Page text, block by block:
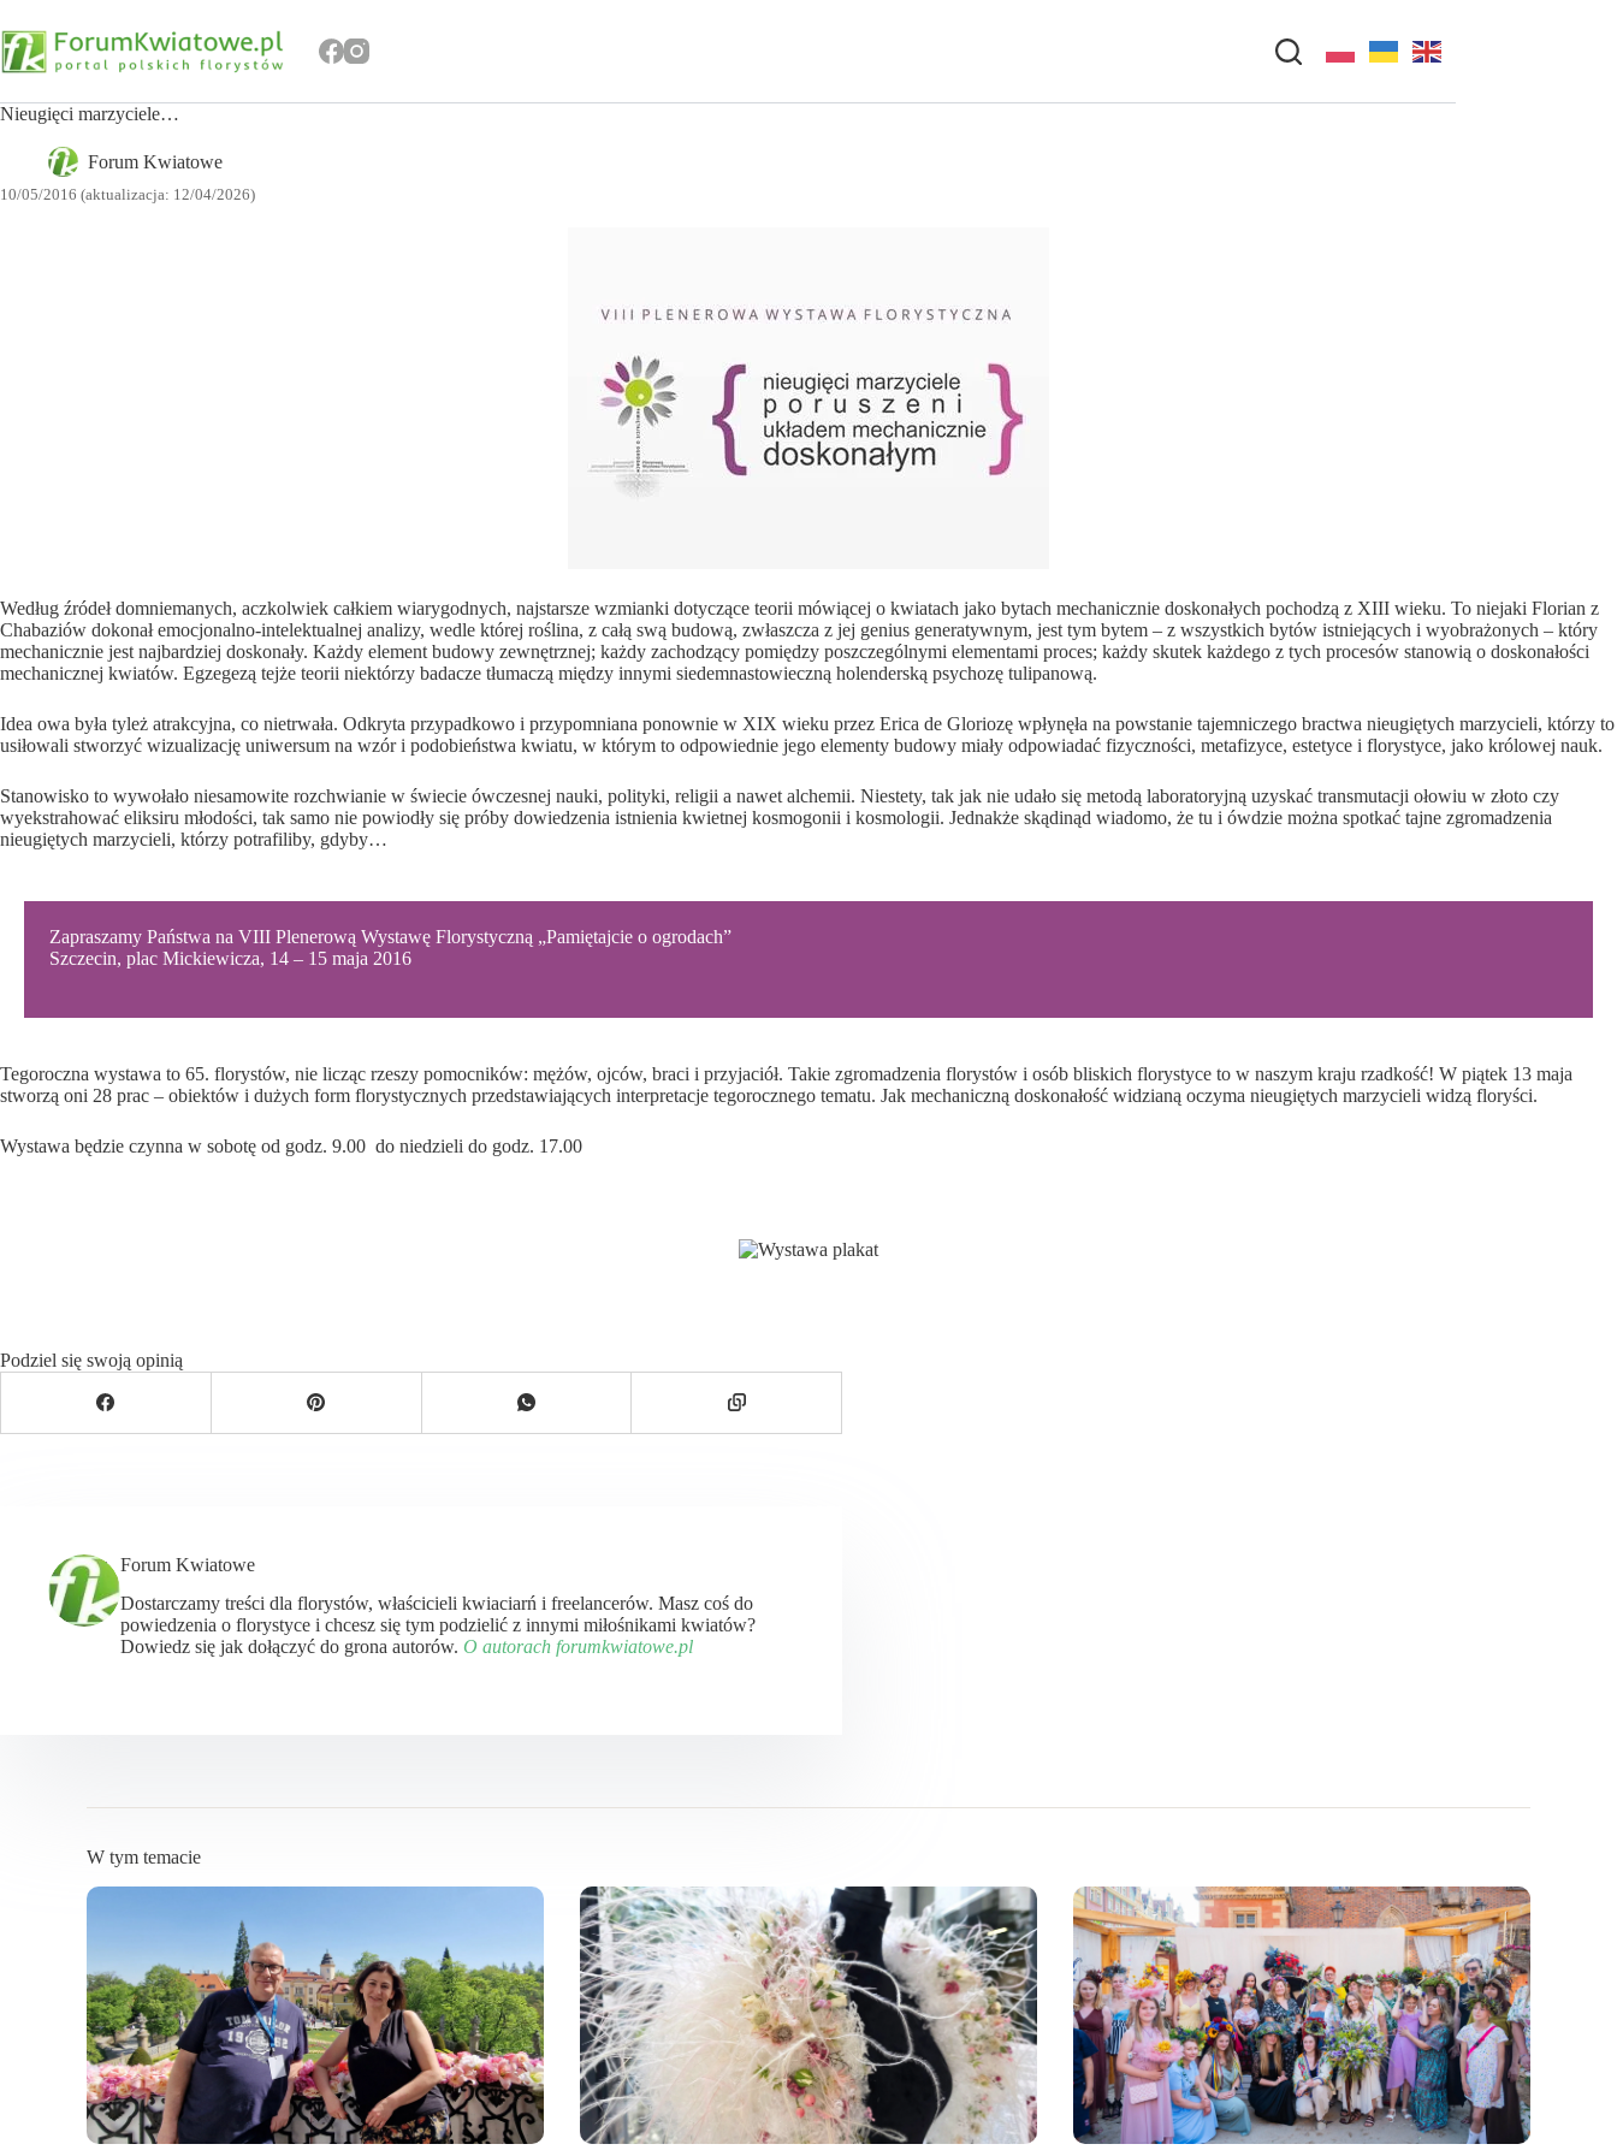
do
treści
Nieugięci marzyciele…
Forum Kwiatowe
10/05/2016 (aktualizacja: 12/04/2026)
Według źródeł domniemanych, aczkolwiek całkiem wiarygodnych, najstarsze wzmianki dotyczące teorii mówiącej o kwiatach jako bytach mechanicznie doskonałych pochodzą z XIII wieku. To niejaki Florian z
Chabaziów dokonał emocjonalno-intelektualnej analizy, wedle której roślina, z całą swą budową, zwłaszcza z jej genius generatywnym, jest tym bytem – z wszystkich bytów istniejących i wyobrażonych – który
mechanicznie jest najbardziej doskonały. Każdy element budowy zewnętrznej; każdy zachodzący pomiędzy poszczególnymi elementami proces; każdy skutek każdego z tych procesów stanowią o doskonałości
mechanicznej kwiatów. Egzegezą tejże teorii niektórzy badacze tłumaczą między innymi siedemnastowieczną holenderską psychozę tulipanową.
Idea owa była tyleż atrakcyjna, co nietrwała. Odkryta przypadkowo i przypomniana ponownie w XIX wieku przez Erica de Gloriozę wpłynęła na powstanie tajemniczego bractwa nieugiętych marzycieli, którzy to
usiłowali stworzyć wizualizację uniwersum na wzór i podobieństwa kwiatu, w którym to odpowiednie jego elementy budowy miały odpowiadać fizyczności, metafizyce, estetyce i florystyce, jako królowej nauk.
Stanowisko to wywołało niesamowite rozchwianie w świecie ówczesnej nauki, polityki, religii a nawet alchemii. Niestety, tak jak nie udało się metodą laboratoryjną uzyskać transmutacji ołowiu w złoto czy
wyekstrahować eliksiru młodości, tak samo nie powiodły się próby dowiedzenia istnienia kwietnej kosmogonii i kosmologii. Jednakże skądinąd wiadomo, że tu i ówdzie można spotkać tajne zgromadzenia
nieugiętych marzycieli, którzy potrafiliby, gdyby…
Zapraszamy Państwa na VIII Plenerową Wystawę Florystyczną „Pamiętajcie o ogrodach”
Szczecin, plac Mickiewicza, 14 – 15 maja 2016
Tegoroczna wystawa to 65. florystów, nie licząc rzeszy pomocników: mężów, ojców, braci i przyjaciół. Takie zgromadzenia florystów i osób bliskich florystyce to w naszym kraju rzadkość! W piątek 13 maja
stworzą oni 28 prac – obiektów i dużych form florystycznych przedstawiających interpretacje tegorocznego tematu. Jak mechaniczną doskonałość widzianą oczyma nieugiętych marzycieli widzą floryści.
Wystawa będzie czynna w sobotę od godz. 9.00 do niedzieli do godz. 17.00
Podziel się swoją opinią
Forum Kwiatowe
Dostarczamy treści dla florystów, właścicieli kwiaciarń i freelancerów. Masz coś do
powiedzenia o florystyce i chcesz się tym podzielić z innymi miłośnikami kwiatów?
Dowiedz się jak dołączyć do grona autorów. O autorach forumkwiatowe.pl
W tym temacie